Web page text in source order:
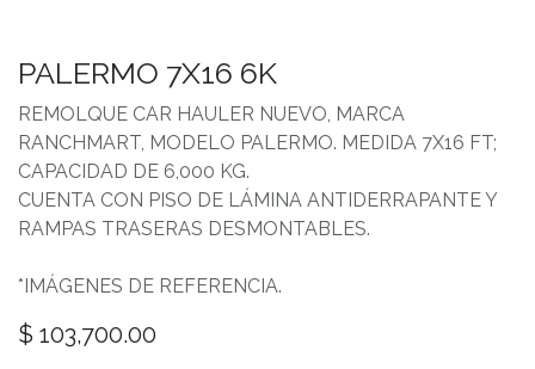
PALERMO 7X16 6K
REMOLQUE CAR HAULER NUEVO, MARCA
RANCHMART, MODELO PALERMO. MEDIDA 7X16 FT;
CAPACIDAD DE 6,000 KG.
CUENTA CON PISO DE LÁMINA ANTIDERRAPANTE Y
RAMPAS TRASERAS DESMONTABLES.
*IMÁGENES DE REFERENCIA.
$ 103,700.00